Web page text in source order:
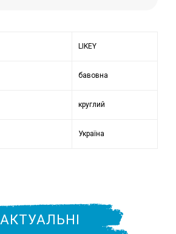
LIKEY
бавовна
круглий
Україна
АКТУАЛЬНІ